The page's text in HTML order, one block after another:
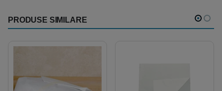
PRODUSE SIMILARE